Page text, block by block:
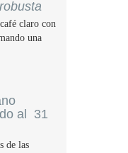
claro con
una
al 31
de las